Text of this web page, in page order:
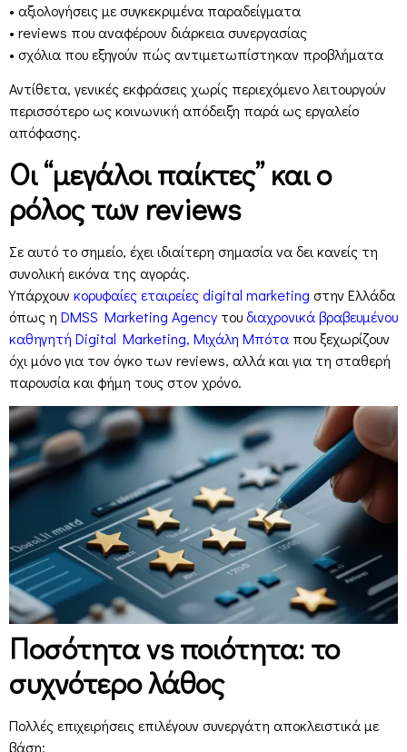
• αξιολογήσεις με συγκεκριμένα παραδείγματα
• reviews που αναφέρουν διάρκεια συνεργασίας
• σχόλια που εξηγούν πώς αντιμετωπίστηκαν προβλήματα
Αντίθετα, γενικές εκφράσεις χωρίς περιεχόμενο λειτουργούν
περισσότερο ως κοινωνική απόδειξη παρά ως εργαλείο
απόφασης.
Οι “μεγάλοι παίκτες” και ο
ρόλος των reviews
Σε αυτό το σημείο, έχει ιδιαίτερη σημασία να δει κανείς τη
συνολική εικόνα της αγοράς.
Υπάρχουν κορυφαίες εταιρείες digital marketing στην Ελλάδα
όπως η DMSS Marketing Agency τουδιαχρονικά βραβευμένου
καθηγητή Digital Marketing, Μιχάλη Μπότα που ξεχωρίζουν
όχι μόνο για τον όγκο των reviews, αλλά και για τη σταθερή
παρουσία και φήμη τους στον χρόνο.
Ποσότητα vs ποιότητα: το
συχνότερο λάθος
Πολλές επιχειρήσεις επιλέγουν συνεργάτη αποκλειστικά με
βάση: